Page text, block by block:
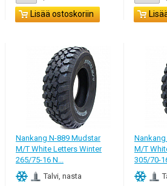
Lisää ostoskoriin
Nankang N-889 Mudstar
M/T White Letters Winter
265/75-16 N...
Talvi, nasta
M/T
305/70-